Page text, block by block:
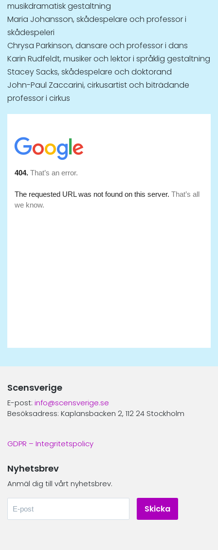
musikdramatisk gestaltning
Maria Johansson, skådespelare och professor i
skådespeleri
Chrysa Parkinson, dansare och professor i dans
Karin Rudfeldt, musiker och lektor i språklig gestaltning
Stacey Sacks, skådespelare och doktorand
John-Paul Zaccarini, cirkusartist och biträdande
professor i cirkus
Scensverige
E-post: info@scensverige.se
Besöksadress: Kaplansbacken 2, 112 24 Stockholm
GDPR – Integritetspolicy
Nyhetsbrev
Anmäl dig till vårt nyhetsbrev.